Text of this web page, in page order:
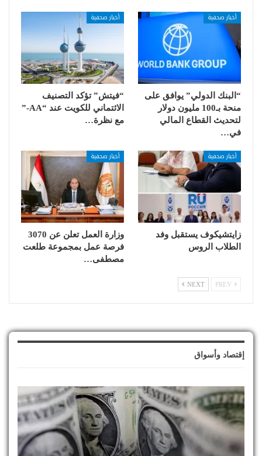
أخبار صحفية
“البنك الدولي” يوافق على
منحة بـ100 مليون دولار
لتحديث القطاع المالي
في…
أخبار صحفية
“فيتش” تؤكد التصنيف
الائتماني للكويت عند “AA-”
مع نظرة…
أخبار صحفية
زايتشيكوف يستقبل وفد
الطلاب الروس
أخبار صحفية
وزارة العمل تعلن عن 3070
فرصة عمل بمجموعة طلعت
مصطفى…
NEXT
إقتصاد وأسواق